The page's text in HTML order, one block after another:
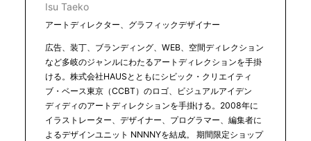
Isu Taeko
アートディレクター、グラフィックデザイナー
広告、装丁、ブランディング、WEB、空間ディレクション
など多岐のジャンルにわたるアートディレクションを手掛
ける。株式会社HAUSとともにシビック・クリエイティ
ブ・ベース東京（CCBT）のロゴ、ビジュアルアイデン
ディディのアートディレクションを手掛ける。2008年に
イラストレーター、デザイナー、プログラマー、編集者に
よるデザインユニット NNNNYを結成。 期間限定ショップ